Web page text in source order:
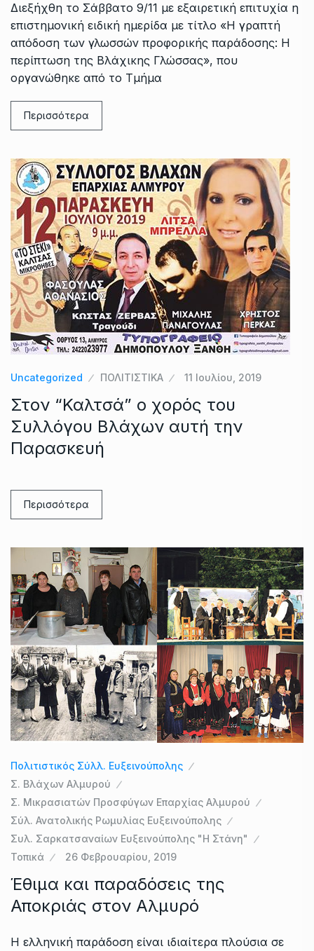
Διεξήχθη το Σάββατο 9/11 με εξαιρετική επιτυχία η
επιστημονική ειδική ημερίδα με τίτλο «H γραπτή
απόδοση των γλωσσών προφορικής παράδοσης: Η
περίπτωση της Βλάχικης Γλώσσας», που
οργανώθηκε από το Τμήμα
Περισσότερα
Uncategorized ΠΟΛΙΤΙΣΤΙΚΑ 11 Ιουλίου, 2019
Στον “Καλτσά” ο χορός του
Συλλόγου Βλάχων αυτή την
Παρασκευή
Περισσότερα
Πολιτιστικός Σύλλ. Ευξεινούπολης
Σ. Βλάχων Αλμυρού
Σ. Μικρασιατών Προσφύγων Επαρχίας Αλμυρού
Σύλ. Ανατολικής Ρωμυλίας Ευξεινούπολης
Συλ. Σαρκατσαναίων Ευξεινούπολης "Η Στάνη"
Τοπικά
26 Φεβρουαρίου, 2019
Έθιμα και παραδόσεις της
Αποκριάς στον Αλμυρό
Η ελληνική παράδοση είναι ιδιαίτερα πλούσια σε